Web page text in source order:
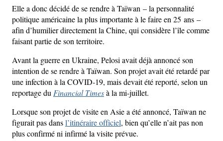
Elle a donc décidé de se rendre à Taïwan – la personnalité
politique américaine la plus importante à le faire en 25 ans –
afin d’humilier directement la Chine, qui considère l’île comme
faisant partie de son territoire.
Avant la guerre en Ukraine, Pelosi avait déjà annoncé son
intention de se rendre à Taïwan. Son projet avait été retardé par
une infection à la COVID-19, mais devait été reporté, selon un
reportage duFinancial Timesà la mi-juillet.
Lorsque son projet de visite en Asie a été annoncé, Taïwan ne
figurait pas dansl’itinéraire officiel, bien qu’elle n’ait pas non
plus confirmé ni infirmé la visite prévue.